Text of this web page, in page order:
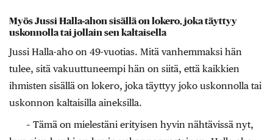
Myös Jussi Halla-ahon sisällä on lokero, joka täyttyy
uskonnolla tai jollain sen kaltaisella
Jussi Halla-aho on 49-vuotias. Mitä vanhemmaksi hän
tulee, sitä vakuuttuneempi hän on siitä, että kaikkien
ihmisten sisällä on lokero, joka täyttyy joko uskonnolla tai
uskonnon kaltaisilla aineksilla.
– Tämä on mielestäni erityisen hyvin nähtävissä nyt,